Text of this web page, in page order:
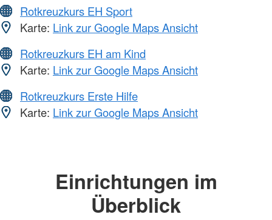
Rotkreuzkurs EH Sport
Karte: Link zur Google Maps Ansicht
Rotkreuzkurs EH am Kind
Karte: Link zur Google Maps Ansicht
Rotkreuzkurs Erste Hilfe
Karte: Link zur Google Maps Ansicht
Einrichtungen im
Überblick